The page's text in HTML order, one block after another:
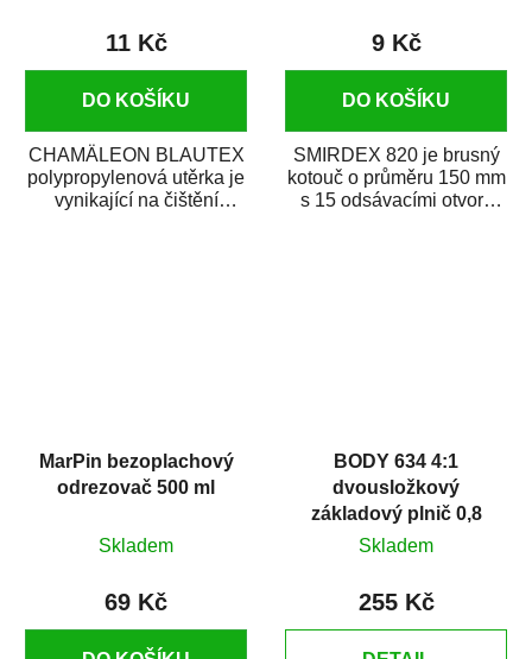
11 Kč
DO KOŠÍKU
CHAMÄLEON BLAUTEX
polypropylenová utěrka je
vynikající na čištění
9 Kč
DO KOŠÍKU
SMIRDEX 820 je brusný
kotouč o průměru 150 mm
s 15 odsávacími otvory
MarPin bezoplachový
odrezovač 500 ml
Skladem
69 Kč
BODY 634 4:1
dvousložkový
základový plnič 0,8
litru
Skladem
255 Kč